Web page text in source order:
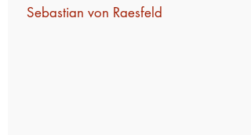
Sebastian von Raesfeld